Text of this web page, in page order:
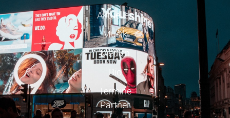
Aktuelles
Musik
Medien
Bio
Termine
Partner